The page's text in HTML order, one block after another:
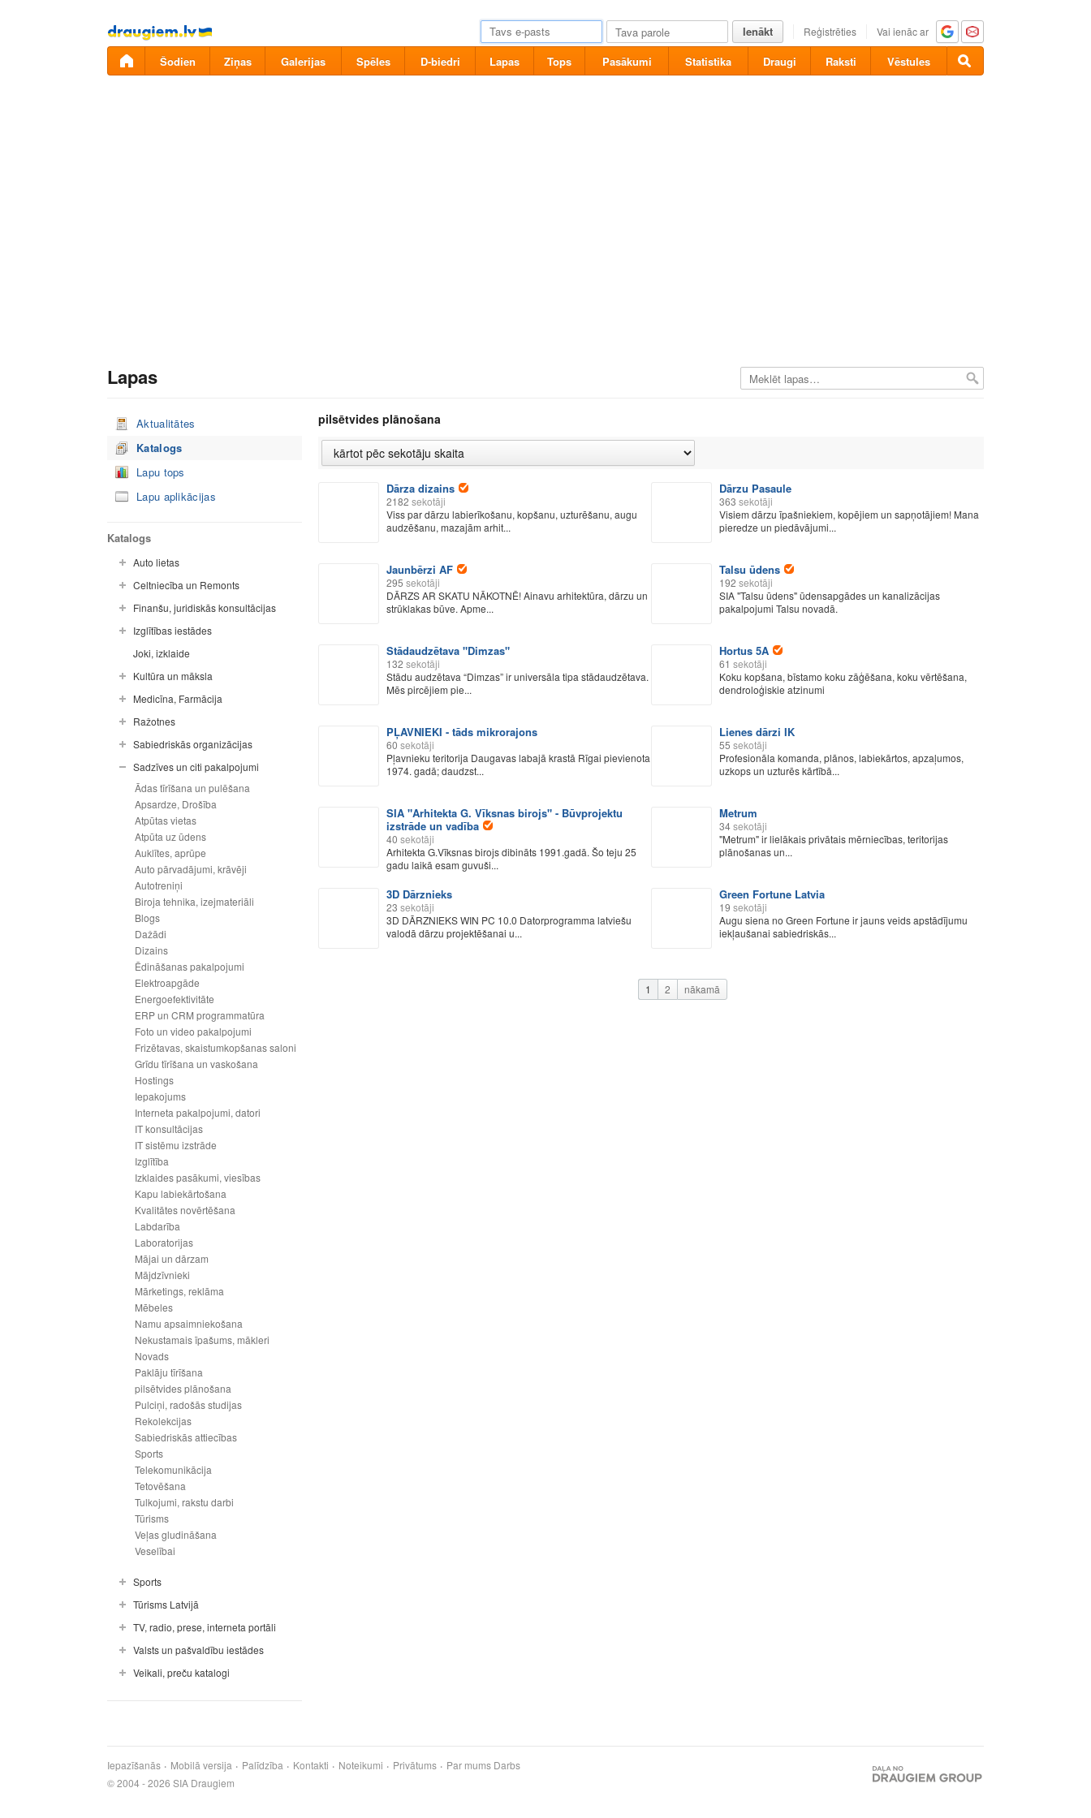
Pāriet
uz
saturu
Ienākt Reģistrēties Vai ienāc ar
Šodien Ziņas Galerijas Spēles D-biedri Lapas Tops Pasākumi Statistika Draugi Raksti Vēstules
Lapas
Aktualitātes
Katalogs
Lapu tops
Lapu aplikācijas
Katalogs
Auto lietas
Celtniecība un Remonts
Finanšu, juridiskās konsultācijas
Izglītības iestādes
Joki, izklaide
Kultūra un māksla
Medicīna, Farmācija
Ražotnes
Sabiedriskās organizācijas
Sadzīves un citi pakalpojumi
Ādas tīrīšana un pulēšana
Apsardze, Drošība
Atpūtas vietas
Atpūta uz ūdens
Auklītes, aprūpe
Auto pārvadājumi, krāvēji
Autotreniņi
Biroja tehnika, izejmateriāli
Blogs
Dažādi
Dizains
Ēdināšanas pakalpojumi
Elektroapgāde
Energoefektivitāte
ERP un CRM programmatūra
Foto un video pakalpojumi
Frizētavas, skaistumkopšanas saloni
Grīdu tīrīšana un vaskošana
Hostings
Iepakojums
Interneta pakalpojumi, datori
IT konsultācijas
IT sistēmu izstrāde
Izglītība
Izklaides pasākumi, viesības
Kapu labiekārtošana
Kvalitātes novērtēšana
Labdarība
Laboratorijas
Mājai un dārzam
Mājdzīvnieki
Mārketings, reklāma
Mēbeles
Namu apsaimniekošana
Nekustamais īpašums, mākleri
Novads
Paklāju tīrīšana
pilsētvides plānošana
Pulciņi, radošās studijas
Rekolekcijas
Sabiedriskās attiecības
Sports
Telekomunikācija
Tetovēšana
Tulkojumi, rakstu darbi
Tūrisms
Veļas gludināšana
Veselībai
Sports
Tūrisms Latvijā
TV, radio, prese, interneta portāli
Valsts un pašvaldību iestādes
Veikali, preču katalogi
pilsētvides plānošana
Dārza dizains
2182 sekotāji
Viss par dārzu labierīkošanu, kopšanu, uzturēšanu, augu
audzēšanu, mazajām arhit...
Dārzu Pasaule
363 sekotāji
Visiem dārzu īpašniekiem, kopējiem un sapņotājiem! Mana
pieredze un piedāvājumi...
Jaunbērzi AF
295 sekotāji
DĀRZS AR SKATU NĀKOTNĒ! Ainavu arhitektūra, dārzu un
strūklakas būve. Apme...
Talsu ūdens
192 sekotāji
SIA "Talsu ūdens" ūdensapgādes un kanalizācijas
pakalpojumi Talsu novadā.
Stādaudzētava "Dimzas"
132 sekotāji
Stādu audzētava “Dimzas” ir universāla tipa stādaudzētava.
Mēs pircējiem pie...
Hortus 5A
61 sekotāji
Koku kopšana, bīstamo koku zāģēšana, koku vērtēšana,
dendroloģiskie atzinumi
PĻAVNIEKI - tāds mikrorajons
60 sekotāji
Pļavnieku teritorija Daugavas labajā krastā Rīgai pievienota
1974. gadā; daudzst...
Lienes dārzi IK
55 sekotāji
Profesionāla komanda, plānos, labiekārtos, apzaļumos,
uzkops un uzturēs kārtībā...
SIA "Arhitekta G. Vīksnas birojs" - Būvprojektu
izstrāde un vadība
40 sekotāji
Arhitekta G.Vīksnas birojs dibināts 1991.gadā. Šo teju 25
gadu laikā esam guvuši...
Metrum
34sekotāji
"Metrum" ir lielākais privātais mērniecības, teritorijas
plānošanas un...
3D Dārznieks
23 sekotāji
3D DĀRZNIEKS WIN PC 10.0 Datorprogramma latviešu
valodā dārzu projektēšanai u...
Green Fortune Latvia
19 sekotāji
Augu siena no Green Fortune ir jauns veids apstādījumu
iekļaušanai sabiedriskās...
1 2 nākamā
Iepazīšanās Mobilā versija Palīdzība Kontakti Noteikumi Privātums Par mums Darbs
© 2004 - 2026 SIA Draugiem